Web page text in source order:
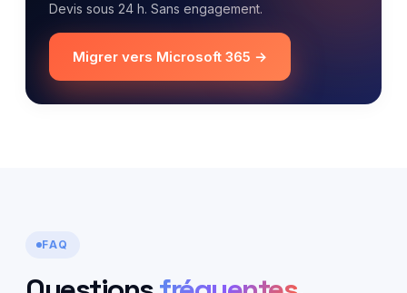
Devis sous 24 h. Sans engagement.
Migrer vers Microsoft 365 →
FAQ